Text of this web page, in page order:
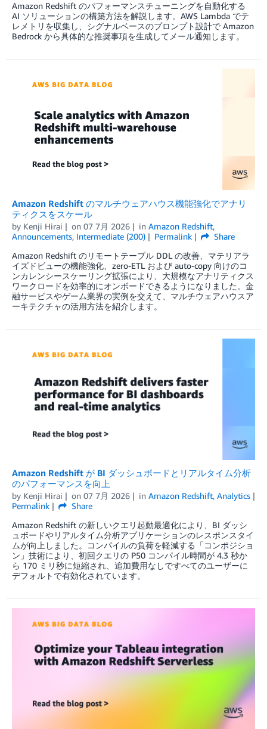
Amazon Redshift のパフォーマンスチューニングを自動化する
AI ソリューションの構築方法を解説します。AWS Lambda でテ
レメトリを収集し、シグナルベースのプロンプト設計で Amazon
Bedrock から具体的な推奨事項を生成してメール通知します。
Amazon Redshift のマルチウェアハウス機能強化でアナリ
ティクスをスケール
by Kenji Hirai on 07 7月 2026 in Amazon Redshift,
Announcements, Intermediate (200) Permalink
Share
Amazon Redshift のリモートテーブル DDL の改善、マテリアラ
イズドビューの機能強化、zero-ETL および auto-copy 向けのコ
ンカレンシースケーリング拡張により、大規模なアナリティクス
ワークロードを効率的にオンボードできるようになりました。金
融サービスやゲーム業界の実例を交えて、マルチウェアハウスア
ーキテクチャの活用方法を紹介します。
Amazon Redshift が BI ダッシュボードとリアルタイム分析
のパフォーマンスを向上
by Kenji Hirai on 07 7月 2026 in Amazon Redshift, Analytics
Permalink
Share
Amazon Redshift の新しいクエリ起動最適化により、BI ダッシ
ュボードやリアルタイム分析アプリケーションのレスポンスタイ
ムが向上しました。コンパイルの負荷を軽減する「コンポジショ
ン」技術により、初回クエリの P50 コンパイル時間が 4.3 秒か
ら 170 ミリ秒に短縮され、追加費用なしですべてのユーザーに
デフォルトで有効化されています。